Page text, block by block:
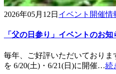
2026年05月12日 イベント開催情
「父の日参り」イベントのお知
毎年、ご好評いただいておりま
を 6/20(土)・6/21(日)に開催…続